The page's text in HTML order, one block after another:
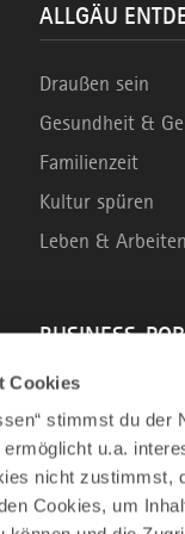
Cookies
stimmst du
u.a.
nicht zustimmst,
Cookies, um
ALLGÄU
Draußen sein
Gesundheit &
Familienzeit
Kultur spüren
Leben & Arbeiten
BUSINESS-
Tourismus im
Business